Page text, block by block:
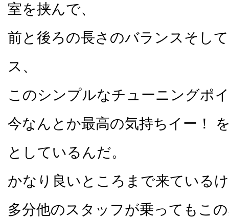
室を挟んで、
前と後ろの長さのバランスそし
ス、
このシンプルなチューニングポ
今なんとか最高の気持ちイー！
としているんだ。
かなり良いところまで来ている
多分他のスタッフが乗ってもこ